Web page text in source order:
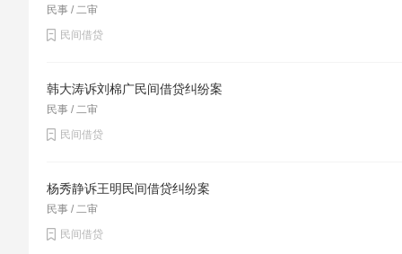
利主体包含子女，故释义中所谓“遗产”应指抚恤金，
前最清楚各亲属对其所尽扶养(赡养)的情况，抚恤
且王成业的离世对妻子彭浩的精神打击应更大，
源、王思源、王浣沙的上诉理由不能成立。西安市
百七十条第一款第一项的规定，判决：
[法官后语]
随着经济发展，各阶层及地区发展不平衡，死亡抚
民事 / 二审
民间借贷
韩大涛诉刘棉广民间借贷纠纷案
民事 / 二审
民间借贷
杨秀静诉王明民间借贷纠纷案
民事 / 二审
民间借贷